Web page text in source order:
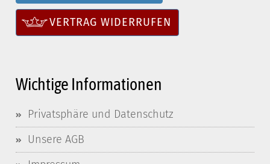
VERTRAG WIDERRUFEN
Wichtige Informationen
Privatsphäre und Datenschutz
Unsere AGB